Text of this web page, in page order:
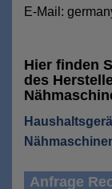
E-Mail:
Hier finden
des
Anfrage